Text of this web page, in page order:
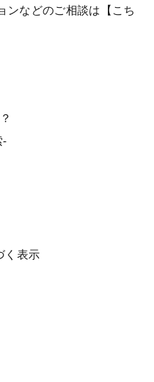
ンなどのご相談は 【こち
-
く表示